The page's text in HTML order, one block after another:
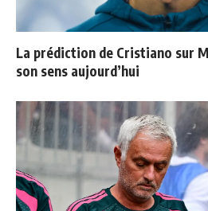
La prédiction de Cristiano sur
son sens aujourd’hui